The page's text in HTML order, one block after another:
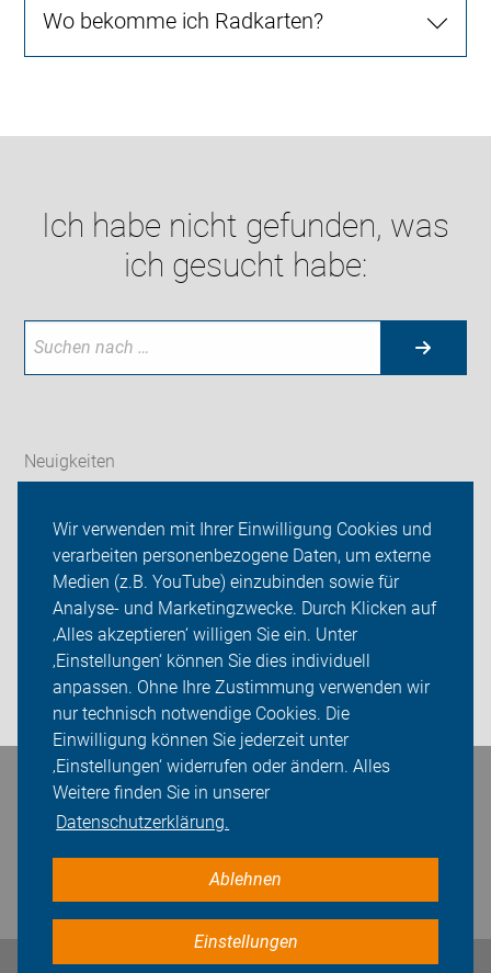
Wir verwenden mit Ihrer Einwilligung Cookies und
verarbeiten personenbezogene Daten, um externe
Medien (z.B. YouTube) einzubinden sowie für
Analyse- und Marketingzwecke. Durch Klicken auf
‚Alles akzeptieren‘ willigen Sie ein. Unter
‚Einstellungen‘ können Sie dies individuell
anpassen. Ohne Ihre Zustimmung verwenden wir
nur technisch notwendige Cookies. Die
Einwilligung können Sie jederzeit unter
‚Einstellungen‘ widerrufen oder ändern. Alles
Weitere finden Sie in unserer
Datenschutzerklärung.
Ablehnen
Einstellungen
Wo bekomme ich Radkarten?
Ich habe nicht gefunden, was
ich gesucht habe:
Neuigkeiten
Radfahren
Sei dabei
Presse
Login
Bleiben Sie in Kontakt